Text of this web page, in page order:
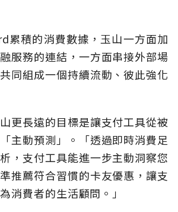
累積的消費數據，玉山一方面加
服務的連結，一方面串接外部場
同組成一個持續流動、彼此強化
更長遠的目標是讓支付工具從被
主動預測」。「透過即時消費足
，支付工具能進一步主動洞察您
推薦符合習慣的卡友優惠，讓支
消費者的生活顧問。」